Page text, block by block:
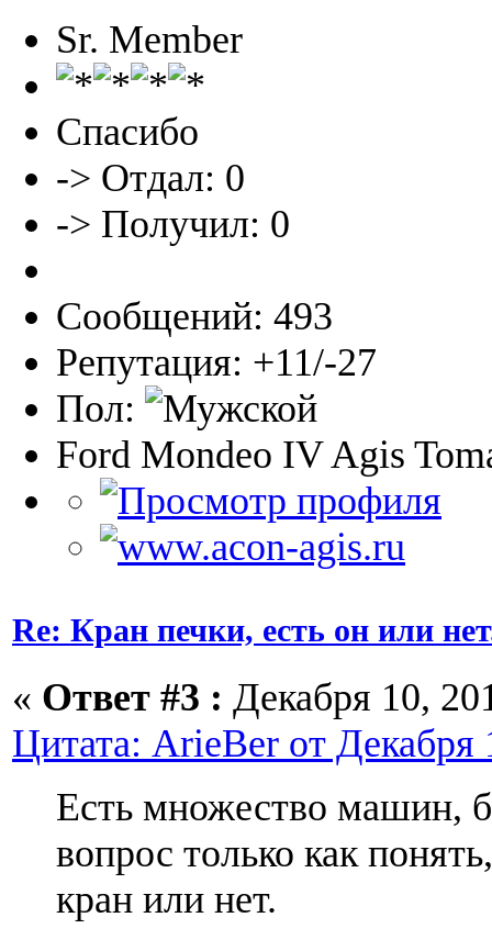
Sr. Member
Спасибо
-> Отдал: 0
-> Получил: 0
Сообщений: 493
Репутация: +11/-27
Пол:
Ford Mondeo IV Agis
Re: Кран печки, есть он или
« Ответ #3 : Декабря 10,
Цитата: ArieBer от Декабря
Есть множество машин,
вопрос только как
кран или нет.